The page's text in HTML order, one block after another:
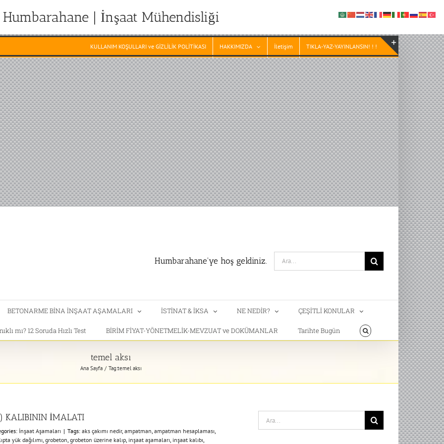
Humbarahane | İnşaat Mühendisliği
KULLANIM KOŞULLARI ve GİZLİLİK POLİTİKASI HAKKIMIZDA İletişim TIKLA-YAZ-YAYINLANSIN! ! !
Humbarahane'ye hoş geldiniz.
Search
for:
BETONARME BİNA İNŞAAT AŞAMALARI İSTİNAT & İKSA NE NEDİR? ÇEŞİTLİ KONULAR
mı? 12 Soruda Hızlı Test BİRİM FİYAT-YÖNETMELİK-MEVZUAT ve DOKÜMANLAR Tarihte Bugün
temel aksı
Ana Sayfa Tag:temel aksı
KALIBININ İMALATI
İnşaat Aşamaları | Tags: aks çakımı nedir, ampatman, ampatman hesaplaması,
yük dağılımı, grobeton, grobeton üzerine kalıp, inşaat aşamaları, inşaat kalıbı,
Search
for:
Toggle
Sliding
Bar
Area